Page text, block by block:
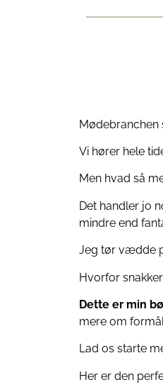
Mødebranchen
Vi hører hele
Men hvad så
Det handler jo
mindre end
Jeg tør vædde
Hvorfor
Dette er min
mere om
Lad os starte
Her er den